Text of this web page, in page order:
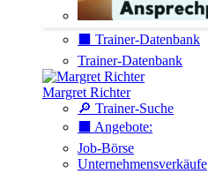
⬛️ Trainer-Datenbank
Trainer-Datenbank
Margret Richter
🔎 Trainer-Suche
⬛️ Angebote:
Job-Börse
Unternehmensverkäufe